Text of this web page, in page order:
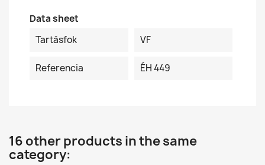
Data sheet
Tartásfok
VF
Referencia ÉH 449
16 other products in the same
category: